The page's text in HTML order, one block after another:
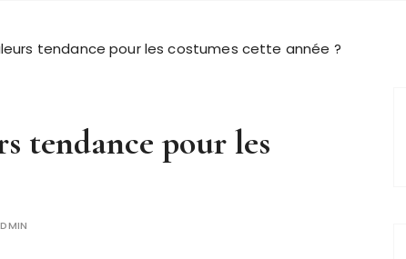
tendance pour les costumes cette année ?
tendance pour les